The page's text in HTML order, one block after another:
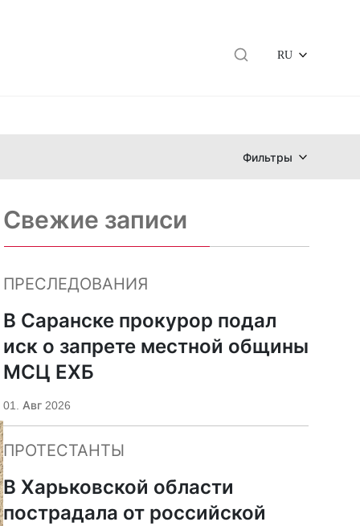
RU
Фильтры
Свежие записи
ПРЕСЛЕДОВАНИЯ
В Саранске прокурор подал
иск о запрете местной общины
МСЦ ЕХБ
01. Авг 2026
ПРОТЕСТАНТЫ
В Харьковской области
пострадала от российской